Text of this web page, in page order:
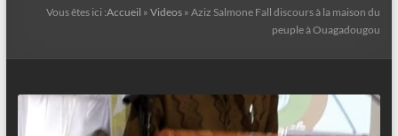
Vous êtes ici :Accueil »Videos »Aziz Salmone Fall discours à la maison du
peuple à Ouagadougou